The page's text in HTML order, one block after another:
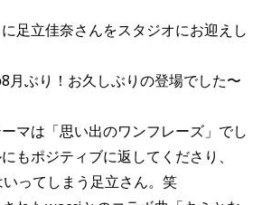
足立佳奈さんをスタジオにお迎えし
月ぶり！お久しぶりの登場でした〜
マは「思い出のワンフレーズ」でし
もポジティブに返してくださり、
ってしまう足立さん。笑